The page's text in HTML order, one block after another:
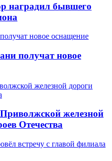
наградил бывшего
получат новое
железной
Отечества